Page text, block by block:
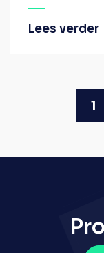
Lees verder
1